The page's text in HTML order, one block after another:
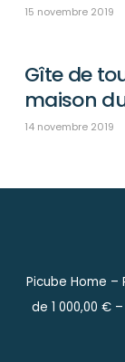
15 novembre 2019
Gîte de
maison
14 novembre 2019
Picube Home –
de 1 000,00 € –